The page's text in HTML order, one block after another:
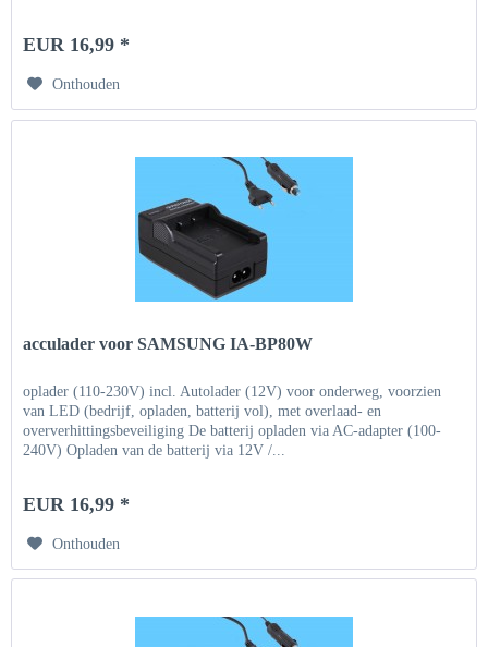
EUR 16,99 *
Onthouden
acculader voor SAMSUNG IA-BP80W
oplader (110-230V) incl. Autolader (12V) voor onderweg, voorzien
van LED (bedrijf, opladen, batterij vol), met overlaad- en
oververhittingsbeveiliging De batterij opladen via AC-adapter (100-
240V) Opladen van de batterij via 12V /...
EUR 16,99 *
Onthouden